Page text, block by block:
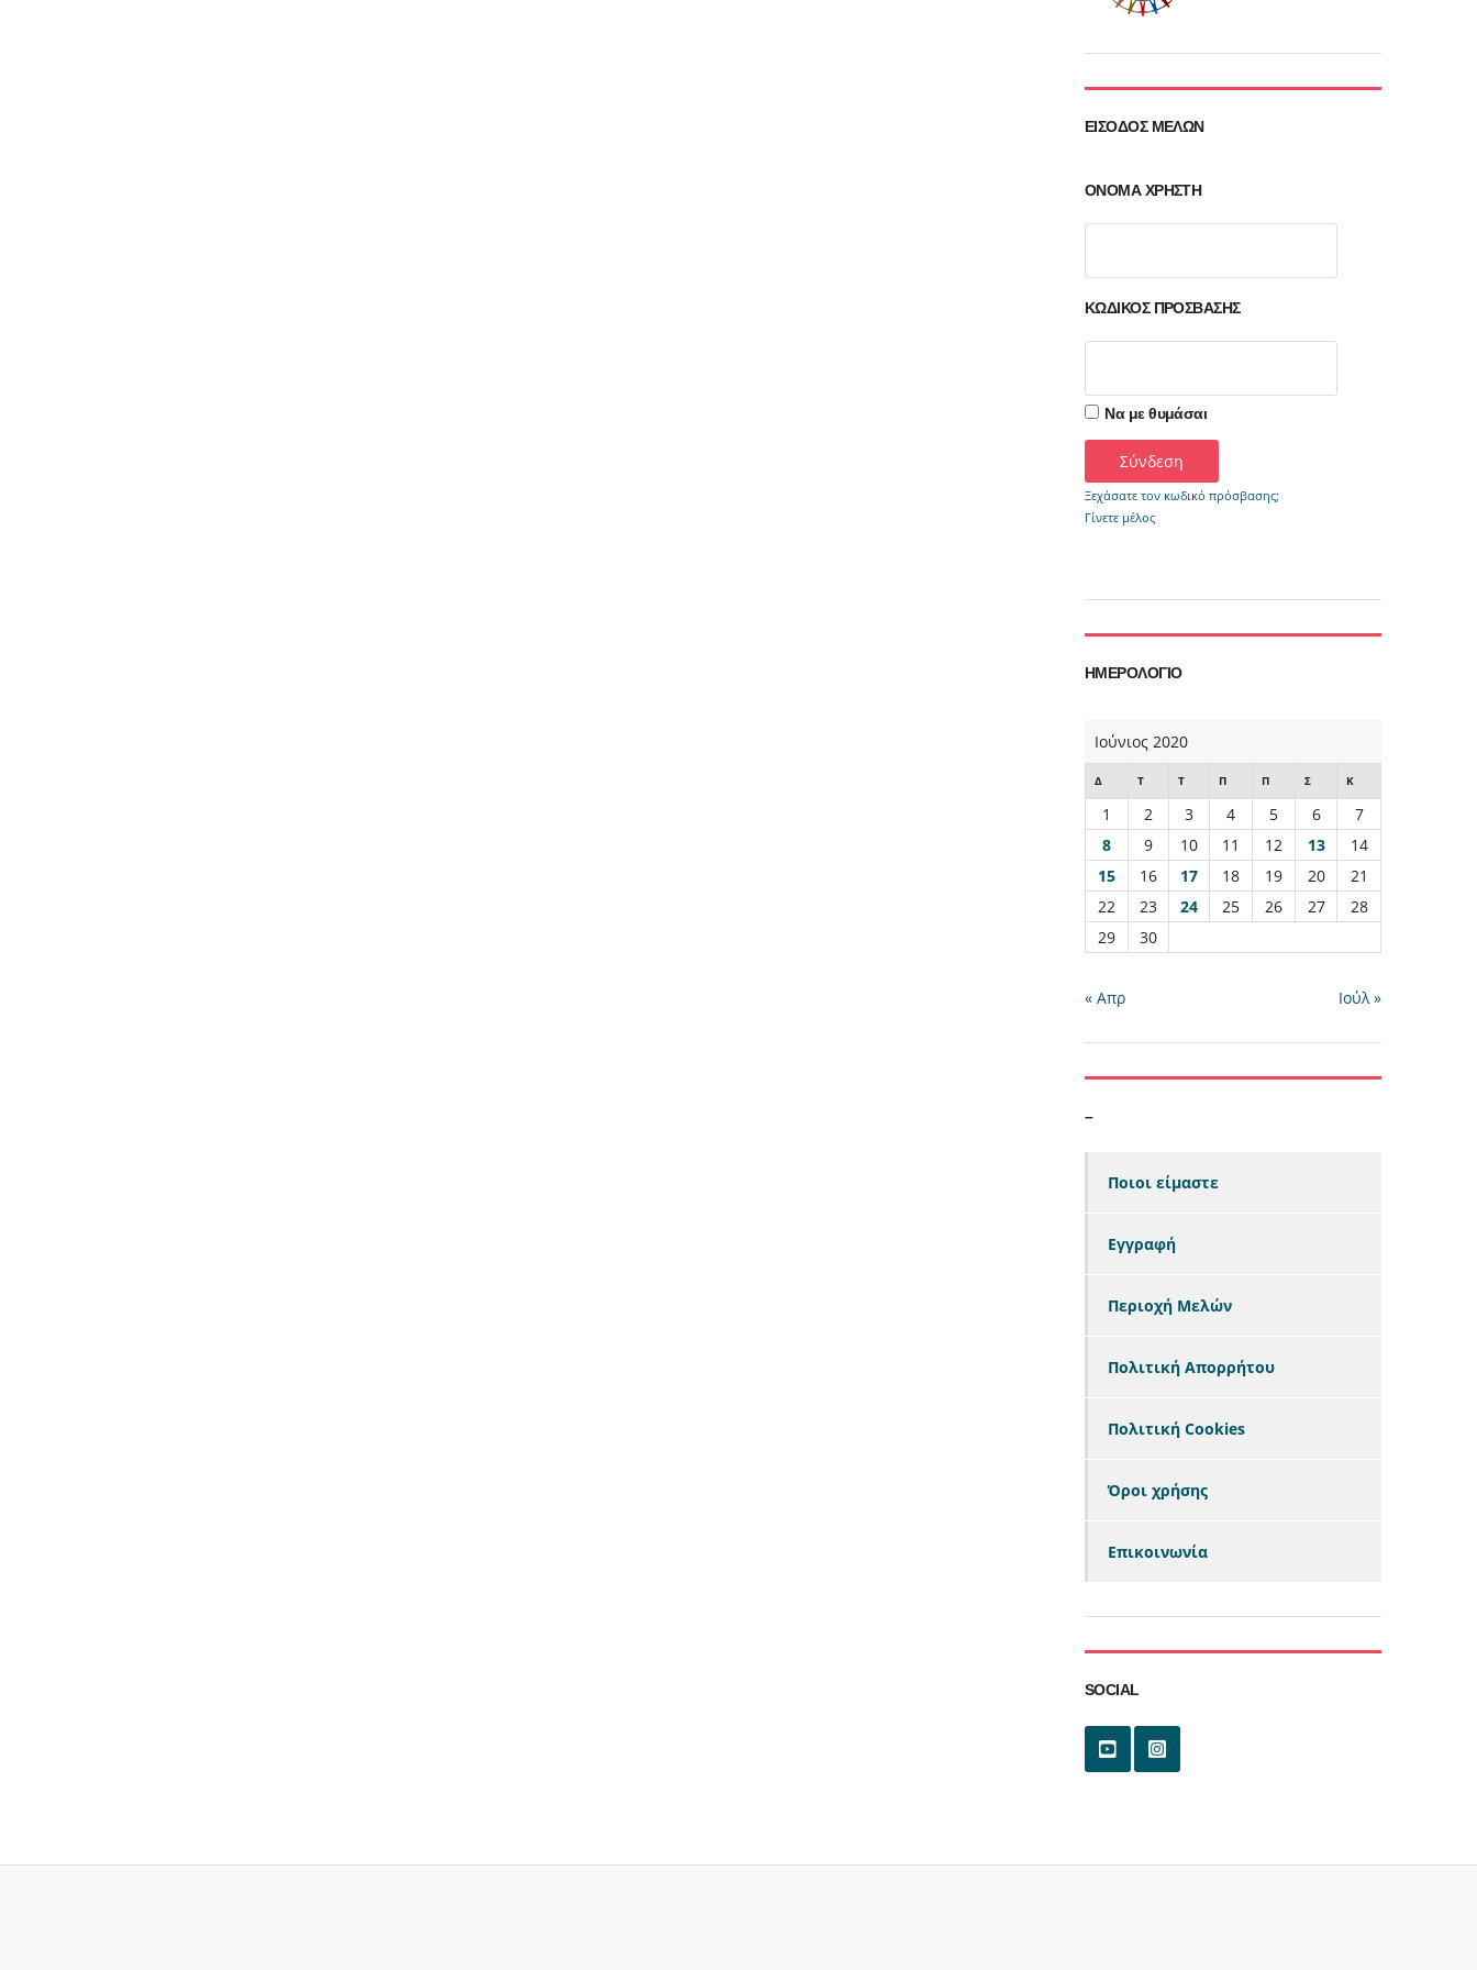
ΕΊΣΟΔΟΣ ΜΕΛΏΝ
ΌΝΟΜΑ ΧΡΉΣΤΗ
ΚΩΔΙΚΌΣ ΠΡΌΣΒΑΣΗΣ
Να με θυμάσαι
Ξεχάσατε τον κωδικό πρόσβασης;
Γίνετε μέλος
ΗΜΕΡΟΛΌΓΙΟ
Ιούνιος 2020
Δ Τ Τ Π Π Σ Κ
1 2 3 4 5 6
7
8
9 10 11 12 13
14
15
16 17 18 19 20
21
22
23 24 25 26 27
28
29
30
« Απρ Ιούλ »
–
Ποιοι είμαστε
Εγγραφή
Περιοχή Μελών
Πολιτική Απορρήτου
Πολιτική Cookies
Όροι χρήσης
Επικοινωνία
SOCIAL